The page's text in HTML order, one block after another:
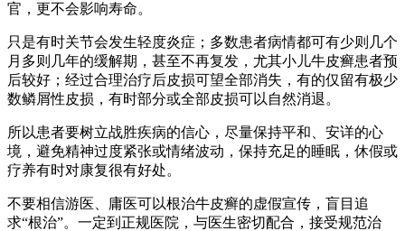
官，更不会影响寿命。
只是有时关节会发生轻度炎症；多数患者病情都可有少则几个
月多则几年的缓解期，甚至不再复发，尤其小儿牛皮癣患者预
后较好；经过合理治疗后皮损可望全部消失，有的仅留有极少
数鳞屑性皮损，有时部分或全部皮损可以自然消退。
所以患者要树立战胜疾病的信心，尽量保持平和、安详的心
境，避免精神过度紧张或情绪波动，保持充足的睡眠，休假或
疗养有时对康复很有好处。
不要相信游医、庸医可以根治牛皮癣的虚假宣传，盲目追
求“根治”。一定到正规医院，与医生密切配合，接受规范治